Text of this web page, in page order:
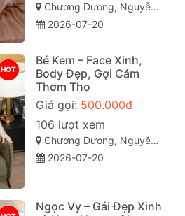
Chương Dương, Nguyễn Văn Cừ, Quy Nhơn, Bình Định
2026-07-20
HOT
Bé Kem – Face Xinh,
Body Đẹp, Gợi Cảm
Thơm Tho
Giá gọi: 500.000đ
106 lượt xem
Chương Dương, Nguyễn Văn Cừ, Quy Nhơn, Bình Định
2026-07-20
Ngọc Vy – Gái Đẹp Xinh